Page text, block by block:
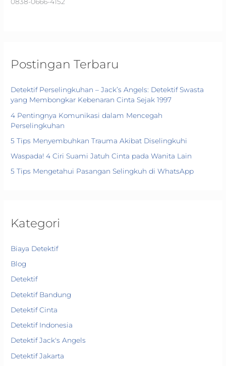
Postingan Terbaru
Detektif Perselingkuhan – Jack’s Angels: Detektif Swasta
yang Membongkar Kebenaran Cinta Sejak 1997
4 Pentingnya Komunikasi dalam Mencegah
Perselingkuhan
5 Tips Menyembuhkan Trauma Akibat Diselingkuhi
Waspada! 4 Ciri Suami Jatuh Cinta pada Wanita Lain
5 Tips Mengetahui Pasangan Selingkuh di WhatsApp
Kategori
Biaya Detektif
Blog
Detektif
Detektif Bandung
Detektif Cinta
Detektif Indonesia
Detektif Jack's Angels
Detektif Jakarta